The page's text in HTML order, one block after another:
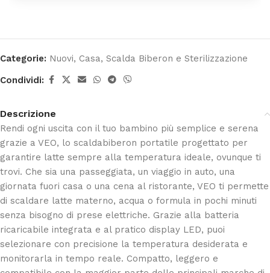
Categorie: Nuovi, Casa, Scalda Biberon e Sterilizzazione
Condividi:
Descrizione
Rendi ogni uscita con il tuo bambino più semplice e serena
grazie a VEO, lo scaldabiberon portatile progettato per
garantire latte sempre alla temperatura ideale, ovunque ti
trovi. Che sia una passeggiata, un viaggio in auto, una
giornata fuori casa o una cena al ristorante, VEO ti permette
di scaldare latte materno, acqua o formula in pochi minuti
senza bisogno di prese elettriche. Grazie alla batteria
ricaricabile integrata e al pratico display LED, puoi
selezionare con precisione la temperatura desiderata e
monitorarla in tempo reale. Compatto, leggero e